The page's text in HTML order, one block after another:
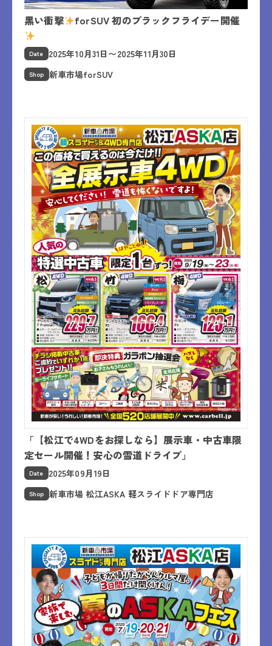
黒い衝撃 forSUV 初のブラックフライデー開催
Date 2025年10月31日〜2025年11月30日
Shop 新車市場forSUV
「【松江で4WDをお探しなら】展示車・中古車限
定セール開催！安心の雪道ドライブ」
Date 2025年09月19日
Shop 新車市場 松江ASKA 軽スライドドア専門店